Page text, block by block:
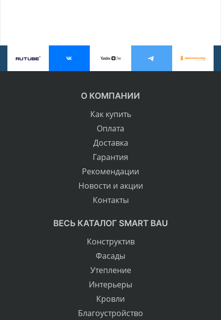
О КОМПАНИИ
Как купить
Оплата
Доставка
Гарантия
Рекомендации
Новости и акции
Контакты
ВЕСЬ КАТАЛОГ SMART BAU
Конструктив
Фасады
Утепление
Интерьеры
Кровли
Благоустройство